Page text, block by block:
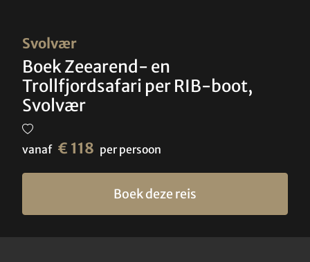
Svolvær
Boek Zeearend- en
Trollfjordsafari per RIB-boot,
Svolvær
vanaf € 118 per persoon
Boek deze reis